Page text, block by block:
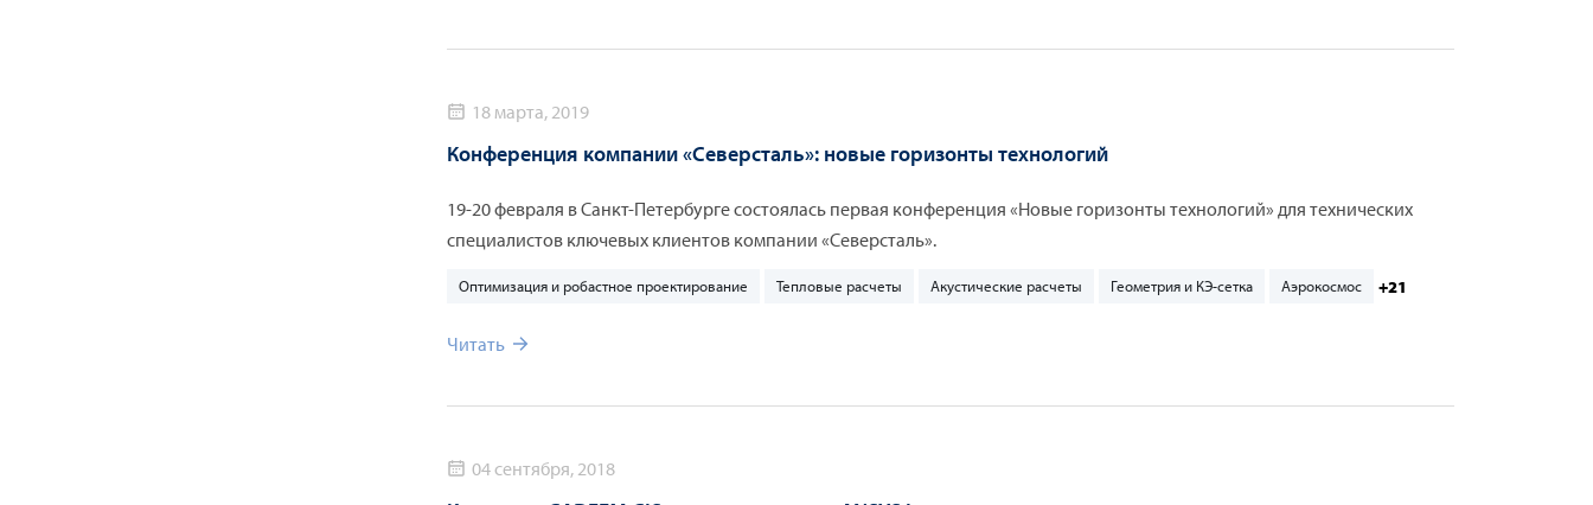
18 марта, 2019
Конференция компании «Северсталь»: новые горизонты технологий
19-20 февраля в Санкт-Петербурге состоялась первая конференция «Новые горизонты технологий» для технических
специалистов ключевых клиентов компании «Северсталь».
Оптимизация и робастное проектирование Тепловые расчеты Акустические расчеты Геометрия и КЭ-сетка Аэрокосмос +21
Читать
04 сентября, 2018